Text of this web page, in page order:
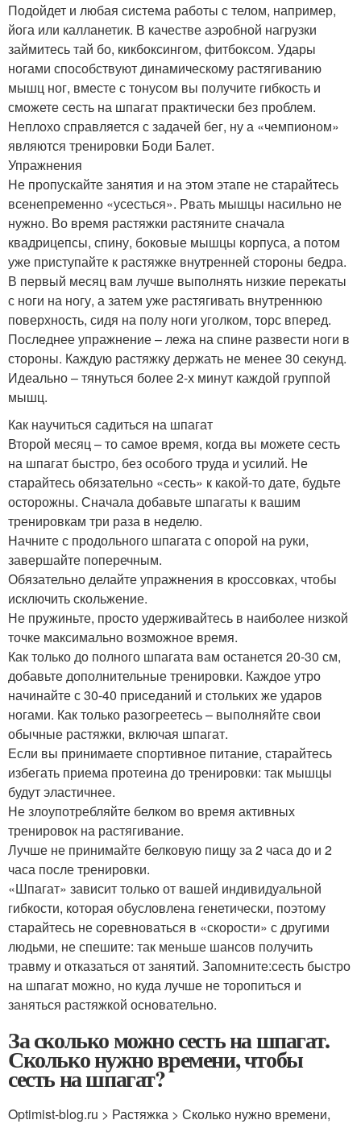
Подойдет и любая система работы с телом, например,
йога или калланетик. В качестве аэробной нагрузки
займитесь тай бо, кикбоксингом, фитбоксом. Удары
ногами способствуют динамическому растягиванию
мышц ног, вместе с тонусом вы получите гибкость и
сможете сесть на шпагат практически без проблем.
Неплохо справляется с задачей бег, ну а «чемпионом»
являются тренировки Боди Балет.
Упражнения
Не пропускайте занятия и на этом этапе не старайтесь
всенепременно «усесться». Рвать мышцы насильно не
нужно. Во время растяжки растяните сначала
квадрицепсы, спину, боковые мышцы корпуса, а потом
уже приступайте к растяжке внутренней стороны бедра.
В первый месяц вам лучше выполнять низкие перекаты
с ноги на ногу, а затем уже растягивать внутреннюю
поверхность, сидя на полу ноги уголком, торс вперед.
Последнее упражнение – лежа на спине развести ноги в
стороны. Каждую растяжку держать не менее 30 секунд.
Идеально – тянуться более 2-х минут каждой группой
мышц.
Как научиться садиться на шпагат
Второй месяц – то самое время, когда вы можете сесть
на шпагат быстро, без особого труда и усилий. Не
старайтесь обязательно «сесть» к какой-то дате, будьте
осторожны. Сначала добавьте шпагаты к вашим
тренировкам три раза в неделю.
Начните с продольного шпагата с опорой на руки,
завершайте поперечным.
Обязательно делайте упражнения в кроссовках, чтобы
исключить скольжение.
Не пружиньте, просто удерживайтесь в наиболее низкой
точке максимально возможное время.
Как только до полного шпагата вам останется 20-30 см,
добавьте дополнительные тренировки. Каждое утро
начинайте с 30-40 приседаний и стольких же ударов
ногами. Как только разогреетесь – выполняйте свои
обычные растяжки, включая шпагат.
Если вы принимаете спортивное питание, старайтесь
избегать приема протеина до тренировки: так мышцы
будут эластичнее.
Не злоупотребляйте белком во время активных
тренировок на растягивание.
Лучше не принимайте белковую пищу за 2 часа до и 2
часа после тренировки.
«Шпагат» зависит только от вашей индивидуальной
гибкости, которая обусловлена генетически, поэтому
старайтесь не соревноваться в «скорости» с другими
людьми, не спешите: так меньше шансов получить
травму и отказаться от занятий. Запомните:сесть быстро
на шпагат можно, но куда лучше не торопиться и
заняться растяжкой основательно.
За сколько можно сесть на шпагат.
Сколько нужно времени, чтобы
сесть на шпагат?
Optimist-blog.ru > Растяжка > Сколько нужно времени,